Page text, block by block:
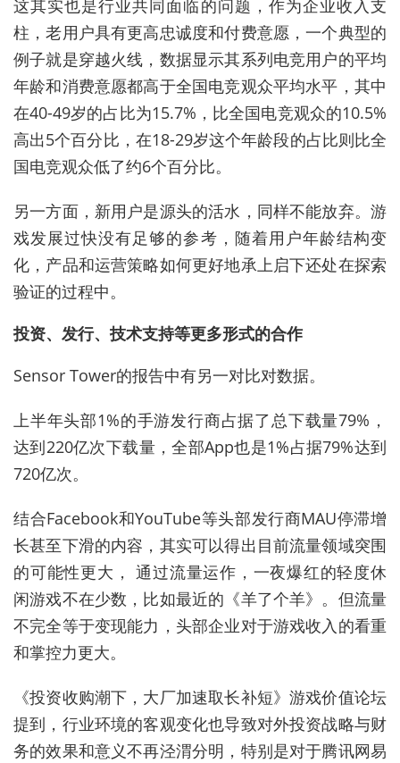
这其实也是行业共同面临的问题，作为企业收入支
柱，老用户具有更高忠诚度和付费意愿，一个典型的
例子就是穿越火线，数据显示其系列电竞用户的平均
年龄和消费意愿都高于全国电竞观众平均水平，其中
在40-49岁的占比为15.7%，比全国电竞观众的10.5%
高出5个百分比，在18-29岁这个年龄段的占比则比全
国电竞观众低了约6个百分比。
另一方面，新用户是源头的活水，同样不能放弃。游
戏发展过快没有足够的参考，随着用户年龄结构变
化，产品和运营策略如何更好地承上启下还处在探索
验证的过程中。
投资、发行、技术支持等更多形式的合作
Sensor Tower的报告中有另一对比对数据。
上半年头部1%的手游发行商占据了总下载量79%，
达到220亿次下载量，全部App也是1%占据79%达到
720亿次。
结合Facebook和YouTube等头部发行商MAU停滞增
长甚至下滑的内容，其实可以得出目前流量领域突围
的可能性更大， 通过流量运作，一夜爆红的轻度休
闲游戏不在少数，比如最近的《羊了个羊》。但流量
不完全等于变现能力，头部企业对于游戏收入的看重
和掌控力更大。
《投资收购潮下，大厂加速取长补短》游戏价值论坛
提到，行业环境的客观变化也导致对外投资战略与财
务的效果和意义不再泾渭分明，特别是对于腾讯网易